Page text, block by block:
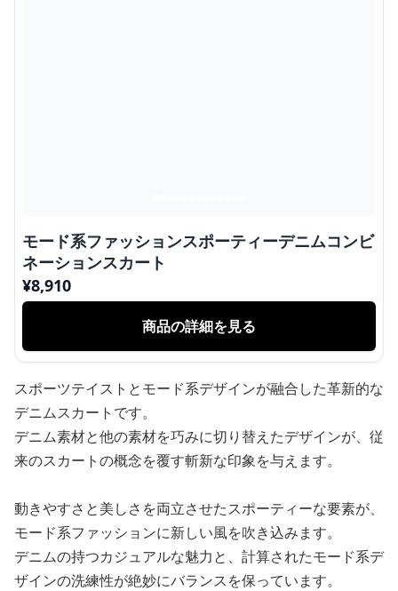
モード系ファッションスポーティーデニムコンビ
ネーションスカート
¥8,910
商品の詳細を見る
スポーツテイストとモード系デザインが融合した革新的な
デニムスカートです。
デニム素材と他の素材を巧みに切り替えたデザインが、従
来のスカートの概念を覆す斬新な印象を与えます。
動きやすさと美しさを両立させたスポーティーな要素が、
モード系ファッションに新しい風を吹き込みます。
デニムの持つカジュアルな魅力と、計算されたモード系デ
ザインの洗練性が絶妙にバランスを保っています。